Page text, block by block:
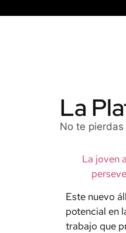
La
No te
La joven
Este nuevo
potencial en
trabajo que